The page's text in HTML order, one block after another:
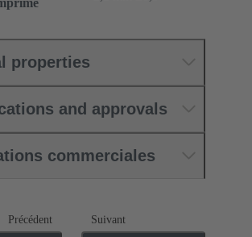
properties
and approvals
commerciales
Précédent Suivant